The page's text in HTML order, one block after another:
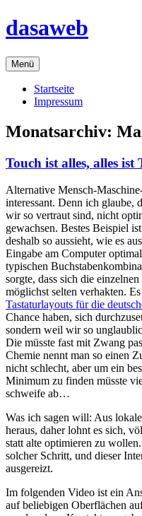
Zum
Inhalt
dasaweb
Menü
Startseite
Impressum
Monatsarchiv:
Touch ist alles, alles ist
Alternative Mensch-
interessant. Denn ich glaube,
wir so vertraut sind, nicht
gewachsen. Bestes Beispiel
deshalb so aussieht, wie es
Eingabe am Computer
typischen
sorgte, dass sich die
möglichst selten verhakten.
Tastaturlayouts für die
Chance haben, sich
sondern weil wir so
Die müsste fast mit Zwang
Chemie nennt man so einen
nicht schlecht, aber um ein
Minimum zu finden müsste
schweife ab…
Was ich sagen will: Aus
heraus, daher lohnt es sich,
statt alte optimieren zu
solcher Schritt, und dieser
ausgereizt.
Im folgenden Video ist ein
auf beliebigen Oberflächen